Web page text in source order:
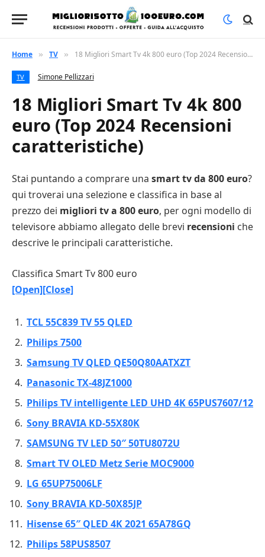
Home » TV » 18 Migliori Smart Tv 4k 800 euro (Top 2024 Recensioni caratteristiche)
TV Simone Pellizzari
18 Migliori Smart Tv 4k 800
euro (Top 2024 Recensioni
caratteristiche)
Stai puntando a comprare una smart tv da 800 euro?
qui troverai una selezione e classifica in base al
prezzo dei migliori tv a 800 euro, per ogni modello di
televisore abbiamo allegato delle brevi recensioni che
descrive le principali caratteristiche.
Classifica Smart Tv 800 euro
[Open][Close]
TCL 55C839 TV 55 QLED
Philips 7500
Samsung TV QLED QE50Q80AATXZT
Panasonic TX-48JZ1000
Philips TV intelligente LED UHD 4K 65PUS7607/12
Sony BRAVIA KD-55X80K
SAMSUNG TV LED 50″ 50TU8072U
Smart TV OLED Metz Serie MOC9000
LG 65UP75006LF
Sony BRAVIA KD-50X85JP
Hisense 65″ QLED 4K 2021 65A78GQ
Philips 58PUS8507